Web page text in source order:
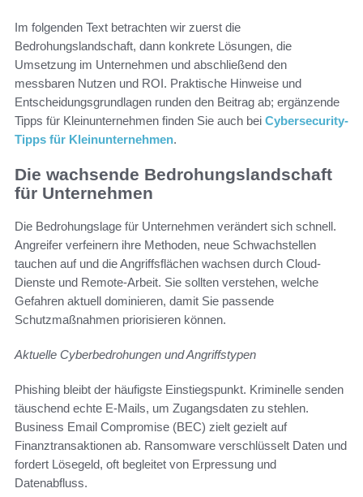
Im folgenden Text betrachten wir zuerst die
Bedrohungslandschaft, dann konkrete Lösungen, die
Umsetzung im Unternehmen und abschließend den
messbaren Nutzen und ROI. Praktische Hinweise und
Entscheidungsgrundlagen runden den Beitrag ab; ergänzende
Tipps für Kleinunternehmen finden Sie auch bei Cybersecurity-
Tipps für Kleinunternehmen.
Die wachsende Bedrohungslandschaft
für Unternehmen
Die Bedrohungslage für Unternehmen verändert sich schnell.
Angreifer verfeinern ihre Methoden, neue Schwachstellen
tauchen auf und die Angriffsflächen wachsen durch Cloud-
Dienste und Remote-Arbeit. Sie sollten verstehen, welche
Gefahren aktuell dominieren, damit Sie passende
Schutzmaßnahmen priorisieren können.
Aktuelle Cyberbedrohungen und Angriffstypen
Phishing bleibt der häufigste Einstiegspunkt. Kriminelle senden
täuschend echte E‑Mails, um Zugangsdaten zu stehlen.
Business Email Compromise (BEC) zielt gezielt auf
Finanztransaktionen ab. Ransomware verschlüsselt Daten und
fordert Lösegeld, oft begleitet von Erpressung und
Datenabfluss.